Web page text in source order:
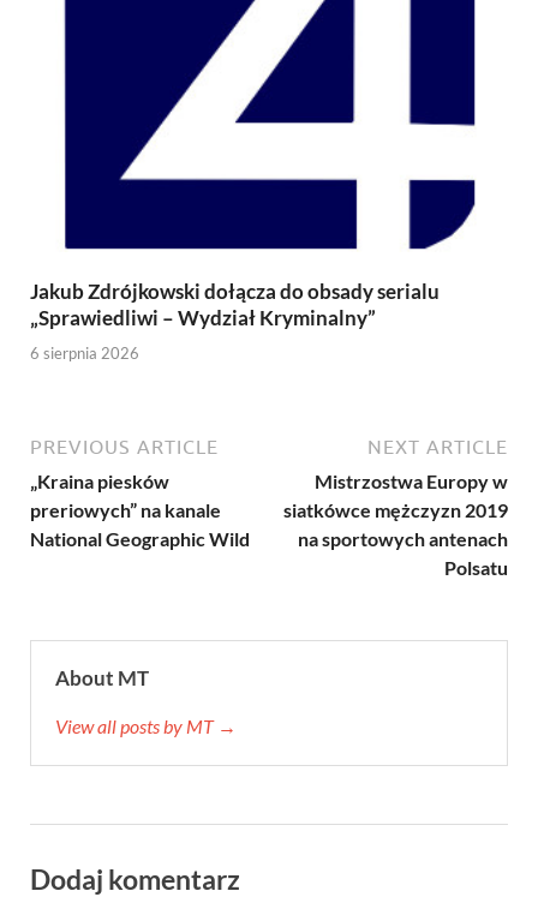
Jakub Zdrójkowski dołącza do obsady serialu
„Sprawiedliwi – Wydział Kryminalny”
6 sierpnia 2026
PREVIOUS ARTICLE
„Kraina piesków
preriowych” na kanale
National Geographic Wild
NEXT ARTICLE
Mistrzostwa Europy w
siatkówce mężczyzn 2019
na sportowych antenach
Polsatu
About MT
View all posts by MT →
Dodaj komentarz